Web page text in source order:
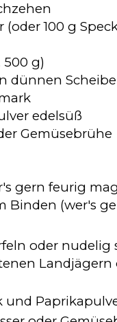
100 g
500 g)
dünnen
edelsüß
Gemüsebrühe
feurig
(wer's
oder
Landjägern
und